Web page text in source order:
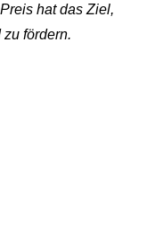
hat das Ziel,
fördern.